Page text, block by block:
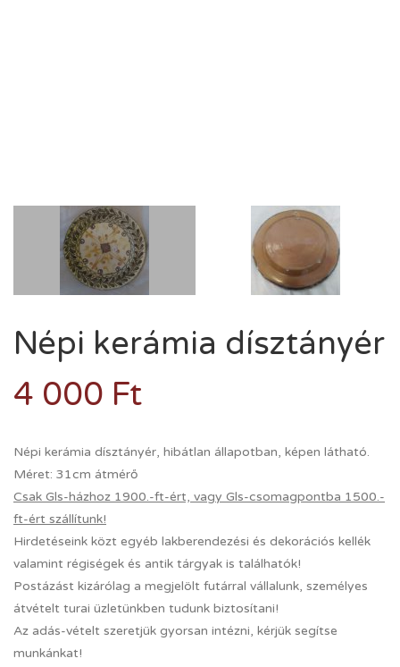
Népi kerámia dísztányér
4 000 Ft
Népi kerámia dísztányér, hibátlan állapotban, képen látható.
Méret: 31cm átmérő
Csak Gls-házhoz 1900.-ft-ért, vagy Gls-csomagpontba 1500.-
ft-ért szállítunk!
Hirdetéseink közt egyéb lakberendezési és dekorációs kellék
valamint régiségek és antik tárgyak is találhatók!
Postázást kizárólag a megjelölt futárral vállalunk, személyes
átvételt turai üzletünkben tudunk biztosítani!
Az adás-vételt szeretjük gyorsan intézni, kérjük segítse
munkánkat!